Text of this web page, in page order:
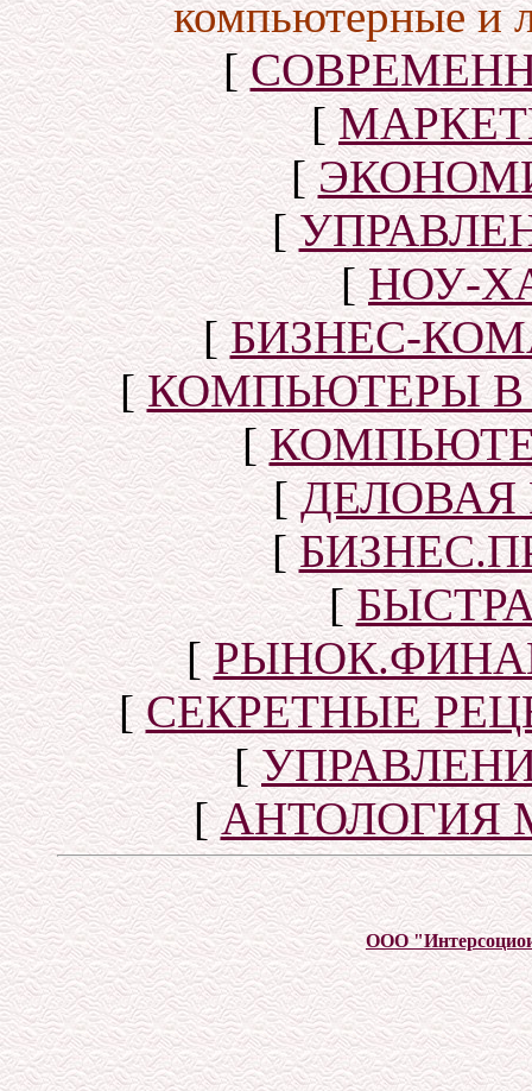
компьютерные и
[
[
[
[
[НОУ-
[БИЗНЕС-
[КОМПЬЮТЕРЫ В
[
[
[
[
[
[СЕКРЕТНЫЕ
[
[АНТОЛОГИЯ
ООО